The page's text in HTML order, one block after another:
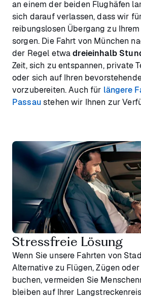
an einem der beiden Flughäfen
sich darauf verlassen, dass wir
reibungslosen Übergang zu
sorgen. Die Fahrt von München
der Regel etwadreieinhalb
Zeit, sich zu entspannen, private
oder sich auf Ihren
vorzubereiten. Auch für längere
Passaustehen wir Ihnen zur
Stressfreie Lösung
Wenn Sie unsere Fahrten von
Alternative zu Flügen, Zügen
buchen, vermeiden Sie
bleiben auf Ihrer